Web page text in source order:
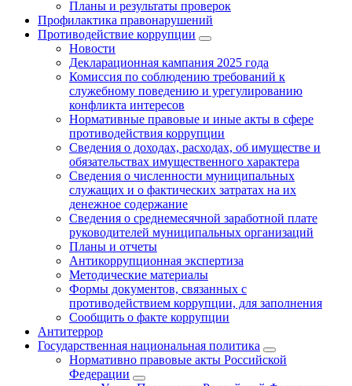
Планы и результаты проверок
Профилактика правонарушений
Противодействие коррупции
Новости
Декларационная кампания 2025 года
Комиссия по соблюдению требований к
служебному поведению и урегулированию
конфликта интересов
Нормативные правовые и иные акты в сфере
противодействия коррупции
Сведения о доходах, расходах, об имуществе и
обязательствах имущественного характера
Сведения о численности муниципальных
служащих и о фактических затратах на их
денежное содержание
Сведения о среднемесячной заработной плате
руководителей муниципальных организаций
Планы и отчеты
Антикоррупционная экспертиза
Методические материалы
Формы документов, связанных с
противодействием коррупции, для заполнения
Сообщить о факте коррупции
Антитеррор
Государственная национальная политика
Нормативно правовые акты Российской
Федерации